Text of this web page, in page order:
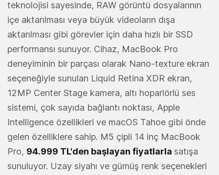
teknolojisi sayesinde, RAW görüntü dosyalarının
içe aktarılması veya büyük videoların dışa
aktarılması gibi görevler için daha hızlı bir SSD
performansı sunuyor. Cihaz, MacBook Pro
deneyiminin bir parçası olarak Nano-texture ekran
seçeneğiyle sunulan Liquid Retina XDR ekran,
12MP Center Stage kamera, altı hoparlörlü ses
sistemi, çok sayıda bağlantı noktası, Apple
Intelligence özellikleri ve macOS Tahoe gibi önde
gelen özelliklere sahip. M5 çipli 14 inç MacBook
Pro, 94.999 TL'den başlayan fiyatlarla satışa
sunuluyor. Uzay siyahı ve gümüş renk seçenekleri